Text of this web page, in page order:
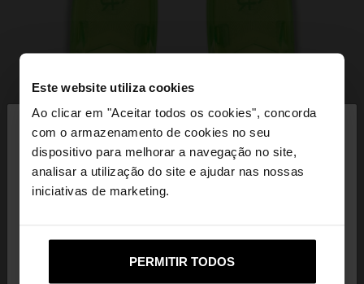
Este website utiliza cookies
Ao clicar em "Aceitar todos os cookies", concorda
com o armazenamento de cookies no seu
dispositivo para melhorar a navegação no site,
analisar a utilização do site e ajudar nas nossas
iniciativas de marketing.
PERMITIR TODOS
Está a aceder ao site a partir de Portugal. Deseja
navegar no nosso site United States?